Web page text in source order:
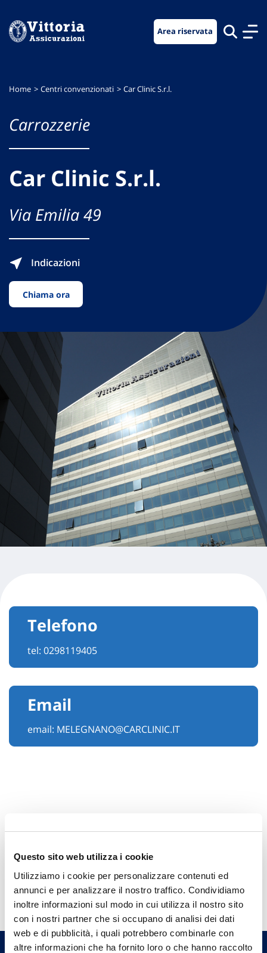
Questo sito web utilizza i cookie
Utilizziamo i cookie per personalizzare contenuti ed
annunci e per analizzare il nostro traffico. Condividiamo
inoltre informazioni sul modo in cui utilizza il nostro sito
con i nostri partner che si occupano di analisi dei dati
web e di pubblicità, i quali potrebbero combinarle con
altre informazioni che ha fornito loro o che hanno raccolto
menu
contenuto
footer
Area riservata
Home Centri convenzionati Car Clinic S.r.l.
Carrozzerie
Car Clinic S.r.l.
Via Emilia 49
Indicazioni
Chiama ora
Telefono
tel: 0298119405
Email
email: MELEGNANO@CARCLINIC.IT
Hai bisogno di
informazioni?
Trova l'Agenzia più vicina a te e parla con
un nostro Agente.